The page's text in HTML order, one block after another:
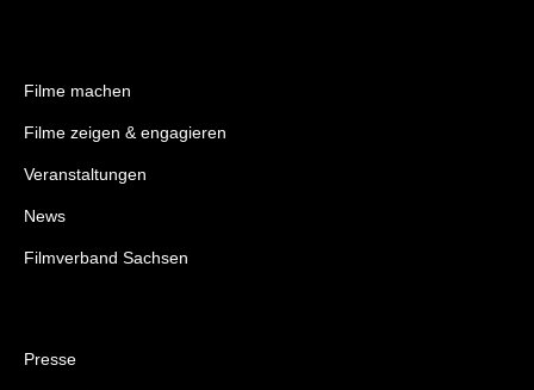
Filme machen
Filme zeigen & engagieren
Veranstaltungen
News
Filmverband Sachsen
Presse